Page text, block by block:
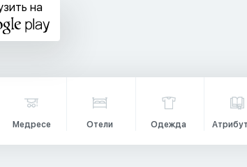
на
Медресе Отели Одежда